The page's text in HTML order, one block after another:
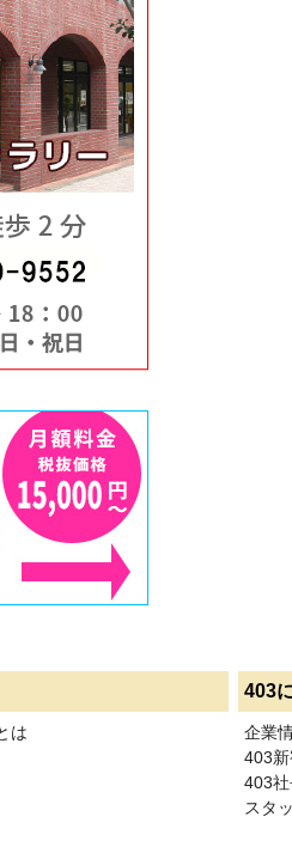
403
は
企業
403
403
スタ